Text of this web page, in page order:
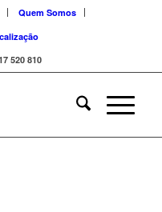
Quem Somos
520 810